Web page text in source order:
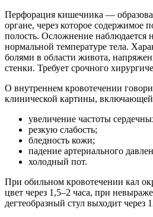
Перфорация кишечника —
органе, через которое содержимое
полость. Осложнение наблюдается
нормальной температуре тела.
болями в области живота,
стенки. Требует срочного
О внутреннем кровотечении
клинической картины,
увеличение частоты
резкую слабость;
бледность кожи;
падение артериального
холодный пот.
При обильном кровотечении кал
цвет через 1,5–2 часа, при
дегтеобразный стул выходит через